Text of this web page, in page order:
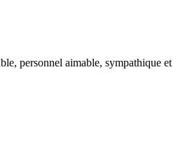
personnel aimable, sympathique et